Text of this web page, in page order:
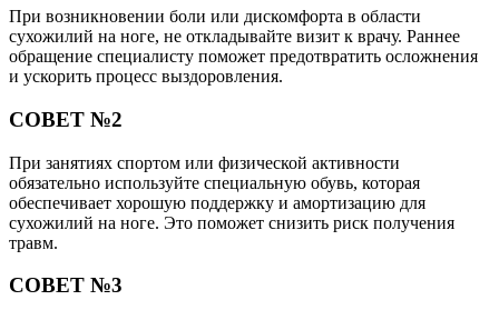
При возникновении боли или дискомфорта в области
сухожилий на ноге, не откладывайте визит к врачу. Раннее
обращение специалисту поможет предотвратить осложнения
и ускорить процесс выздоровления.
СОВЕТ №2
При занятиях спортом или физической активности
обязательно используйте специальную обувь, которая
обеспечивает хорошую поддержку и амортизацию для
сухожилий на ноге. Это поможет снизить риск получения
травм.
СОВЕТ №3